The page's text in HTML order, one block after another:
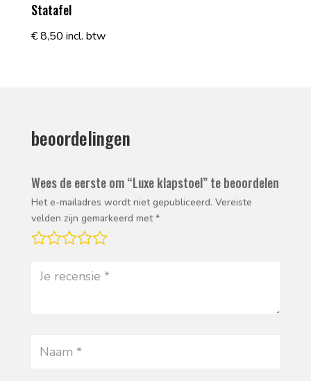
Statafel
€8,50 incl. btw
beoordelingen
Wees de eerste om “Luxe klapstoel” te beoordelen
Het e-mailadres wordt niet gepubliceerd. Vereiste
velden zijn gemarkeerd met*